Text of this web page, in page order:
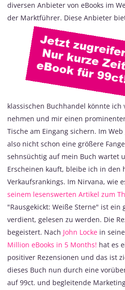
diversen Anbieter von eBooks im
der Marktführer. Diese Anbieter
klassischen Buchhandel könnte
nehmen und mir einen
Tische am Eingang sichern. Im
also nicht schon eine größere
sehnsüchtig auf mein Buch wartet
Erscheinen kauft, bleibe ich in den
Verkaufsrankings. Im Nirvana, wie
seinem lesenswerten Artikel zum
"Rausgekickt: Weiße Sterne" ist ein
verdient, gelesen zu werden. Die
begeistert. Nach John Locke in
Million eBooks in 5 Months! hat es
positiver Rezensionen und das ist
dieses Buch nun durch eine
auf 99ct. und begleitende